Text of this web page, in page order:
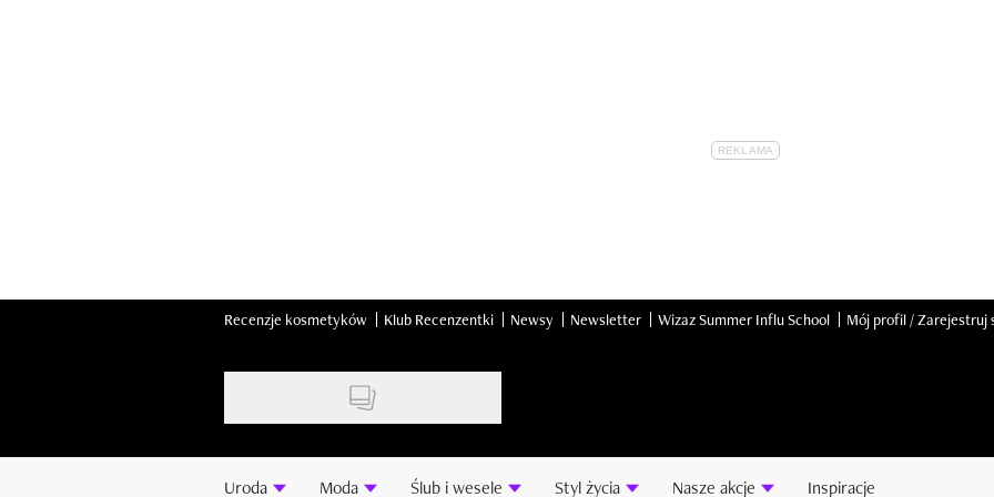
Recenzje kosmetyków Klub Recenzentki Newsy Newsletter Wizaz Summer Influ School Mój profil / Zarejestruj
Uroda Moda Ślub i wesele Styl życia Nasze akcje Inspiracje